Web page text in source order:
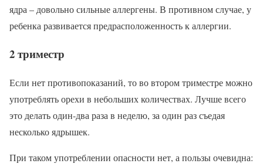
ядра – довольно сильные аллергены. В противном случае, у
ребенка развивается предрасположенность к аллергии.
2 триместр
Если нет противопоказаний, то во втором триместре можно
употреблять орехи в небольших количествах. Лучше всего
это делать один-два раза в неделю, за один раз съедая
несколько ядрышек.
При таком употреблении опасности нет, а пользы очевидна: